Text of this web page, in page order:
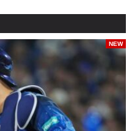
NEW